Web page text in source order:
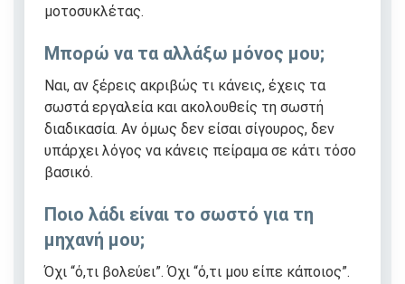
μοτοσυκλέτας.
Μπορώ να τα αλλάξω μόνος μου;
Ναι, αν ξέρεις ακριβώς τι κάνεις, έχεις τα
σωστά εργαλεία και ακολουθείς τη σωστή
διαδικασία. Αν όμως δεν είσαι σίγουρος, δεν
υπάρχει λόγος να κάνεις πείραμα σε κάτι τόσο
βασικό.
Ποιο λάδι είναι το σωστό για τη
μηχανή μου;
Όχι “ό,τι βολεύει”. Όχι “ό,τι μου είπε κάποιος”.